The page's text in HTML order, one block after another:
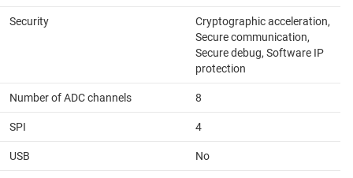
Security
Cryptographic acceleration,
Secure communication,
Secure debug, Software IP
protection
Number of ADC channels 8
SPI 4
USB No